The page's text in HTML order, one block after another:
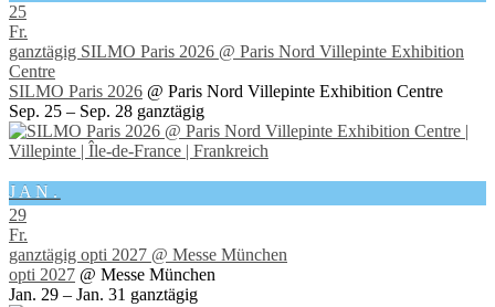
25
Fr.
ganztägig SILMO Paris 2026 @ Paris Nord Villepinte Exhibition
Centre
SILMO Paris 2026 @ Paris Nord Villepinte Exhibition Centre
Sep. 25 – Sep. 28 ganztägig
JAN.
29
Fr.
ganztägig opti 2027 @ Messe München
opti 2027 @ Messe München
Jan. 29 – Jan. 31 ganztägig